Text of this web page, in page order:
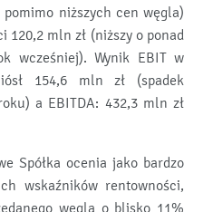
pomimo niższych cen węgla)
120,2 mln zł (niższy o ponad
wcześniej). Wynik EBIT w
154,6 mln zł (spadek
a EBITDA: 432,3 mln zł
Spółka ocenia jako bardzo
wskaźników rentowności,
węgla o blisko 11%